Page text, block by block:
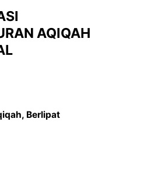
AQIQAH
Berlipat